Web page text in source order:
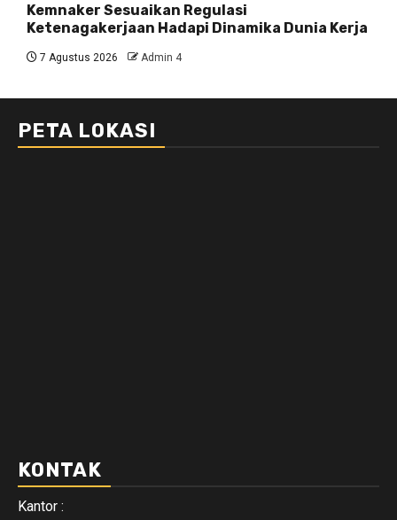
Kemnaker Sesuaikan Regulasi
Ketenagakerjaan Hadapi Dinamika Dunia Kerja
7 Agustus 2026 Admin 4
PETA LOKASI
KONTAK
Kantor :